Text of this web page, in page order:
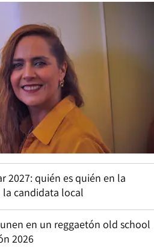
2027: quién es quién en la
la candidata local
en un reggaetón old school
2026